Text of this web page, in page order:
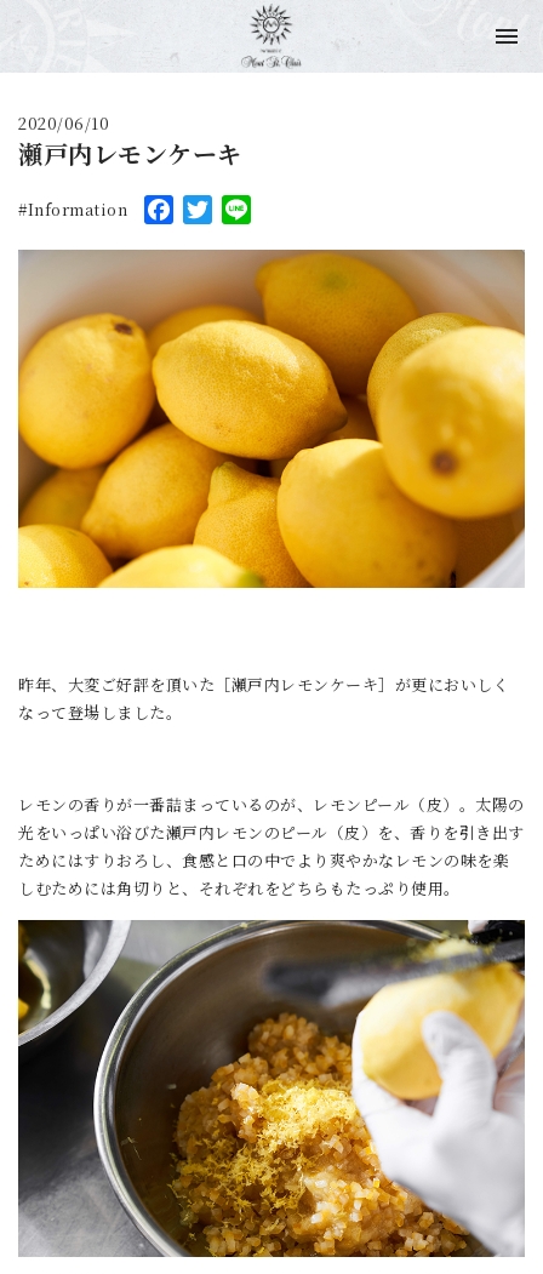
2020/06/10
瀬戸内レモンケーキ
Information Facebook
Twitter
昨年、大変ご好評を頂いた［瀬戸内レモンケーキ］が更においしく
なって登場しました。
レモンの香りが一番詰まっているのが、レモンピール（皮）。太陽の
光をいっぱい浴びた瀬戸内レモンのピール（皮）を、香りを引き出す
ためにはすりおろし、食感と口の中でより爽やかなレモンの味を楽
しむためには角切りと、それぞれをどちらもたっぷり使用。